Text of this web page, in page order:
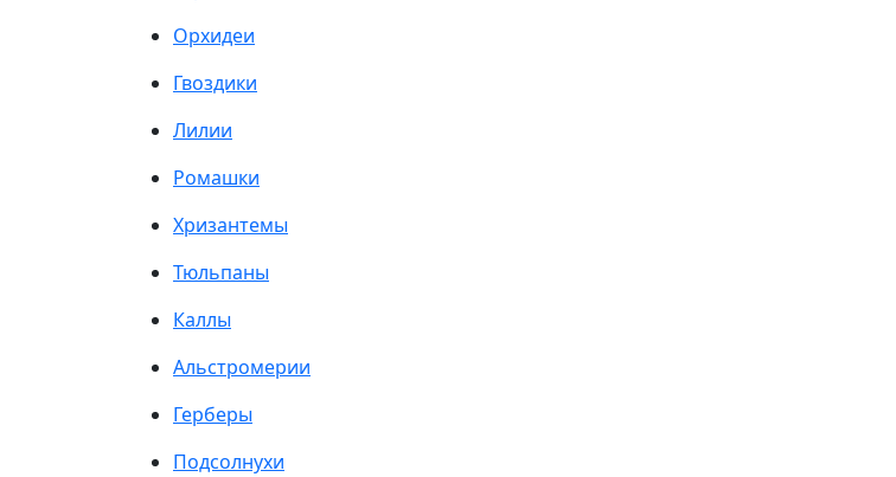
Орхидеи
Гвоздики
Лилии
Ромашки
Хризантемы
Тюльпаны
Каллы
Альстромерии
Герберы
Подсолнухи